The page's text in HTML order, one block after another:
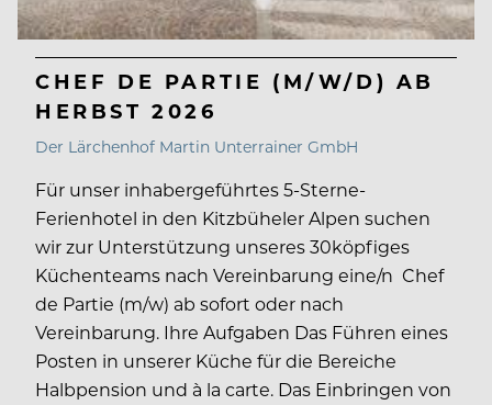
CHEF DE PARTIE (M/W/D) AB
HERBST 2026
Der Lärchenhof Martin Unterrainer GmbH
Für unser inhabergeführtes 5-Sterne-
Ferienhotel in den Kitzbüheler Alpen suchen
wir zur Unterstützung unseres 30köpfiges
Küchenteams nach Vereinbarung eine/n Chef
de Partie (m/w) ab sofort oder nach
Vereinbarung. Ihre Aufgaben Das Führen eines
Posten in unserer Küche für die Bereiche
Halbpension und à la carte. Das Einbringen von